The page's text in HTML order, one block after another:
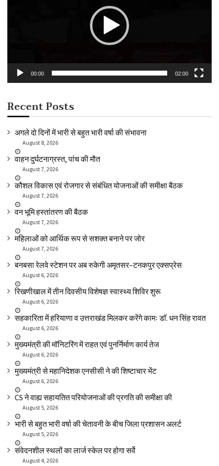
00:00 02:00
Recent Posts
अगले दो दिनों में भारी से बहुत भारी वर्षा की संभावना
August 8, 2026
वाहन दुर्घटनाग्रस्त, पांच की मौत
August 7, 2026
कौशल विकास एवं रोजगार से संबंधित योजनाओं की समीक्षा बैठक
August 7, 2026
वन भूमि हस्तांतरण की बैठक
August 7, 2026
महिलाओं को आर्थिक रूप से सशक्त बनाने पर जोर
August 7, 2026
बनबसा रेलवे स्टेशन पर अब रुकेगी अमृतसर–टनकपुर एक्सप्रेस
August 6, 2026
रिखणीखाल में तीन दिवसीय विशेषज्ञ स्वास्थ्य शिविर शुरू
August 6, 2026
सहकारिता में हरियाणा व उत्तराखंड मिलकर करेंगे कामः डाॅ. धन सिंह रावत
August 6, 2026
मुख्यमंत्री की मॉनिटरिंग में राहत एवं पुनर्निर्माण कार्य तेज
August 6, 2026
मुख्यमंत्री से महानिदेशक एनसीसी ने की शिष्टाचार भेंट
August 6, 2026
CS ने वाह्य सहायतित परियोजनाओं की प्रगति की समीक्षा की
August 5, 2026
भारी से बहुत भारी वर्षा की चेतावनी के बीच जिला प्रशासन अलर्ट
August 5, 2026
संवेदनशील स्थलों का लार्ज स्केल पर होगा सर्वे
August 4, 2026